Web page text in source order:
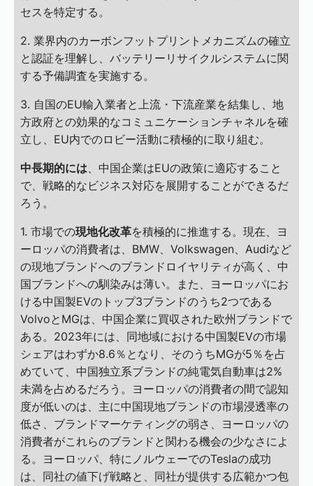
セスを特定する。
2. 業界内のカーボンフットプリントメカニズムの確立
と認証を理解し、バッテリーリサイクルシステムに関
する予備調査を実施する。
3. 自国のEU輸入業者と上流・下流産業を結集し、地
方政府との効果的なコミュニケーションチャネルを確
立し、EU内でのロビー活動に積極的に取り組む。
中長期的には、中国企業はEUの政策に適応すること
で、戦略的なビジネス対応を展開することができるだ
ろう。
1. 市場での現地化改革を積極的に推進する。現在、ヨ
ーロッパの消費者は、BMW、Volkswagen、Audiなど
の現地ブランドへのブランドロイヤリティが高く、中
国ブランドへの馴染みは薄い。また、ヨーロッパにお
ける中国製EVのトップ3ブランドのうち2つである
VolvoとMGは、中国企業に買収された欧州ブランドで
ある。2023年には、同地域における中国製EVの市場
シェアはわずか8.6％となり、そのうちMGが5％を占
めていて、中国独立系ブランドの純電気自動車は2%
未満を占めるだろう。ヨーロッパの消費者の間で認知
度が低いのは、主に中国現地ブランドの市場浸透率の
低さ、ブランドマーケティングの弱さ、ヨーロッパの
消費者がこれらのブランドと関わる機会の少なさによ
る。ヨーロッパ、特にノルウェーでのTeslaの成功
は、同社の値下げ戦略と、同社が提供する広範かつ包